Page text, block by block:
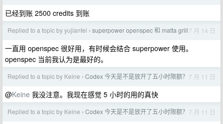
已经到账 2500 credits 到账
Replied to a topic by yujianfei › superpower openspec 和 matta grill7 月 14 日
一直用 openspec 很好用，有时候会结合 superpower 使用。
openspec 当前我认为是最好的。
Replied to a topic by Keine › Codex 今天是不是放开了五小时限额？ 7 月 11 日
@Keine 我没注意。我现在感觉 5 小时的用的真快
Replied to a topic by Keine › Codex 今天是不是放开了五小时限额？ 7 月 11 日